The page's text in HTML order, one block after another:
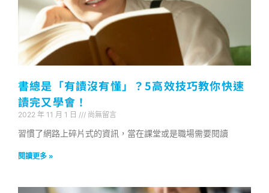
書總是「有讀沒有懂」？5高效技巧教你快速
讀完又學會！
2022 年 11 月 1 日 尚無留言
習慣了網路上碎片式的資訊，當在課堂或是職場需要閱讀
閱讀更多 »